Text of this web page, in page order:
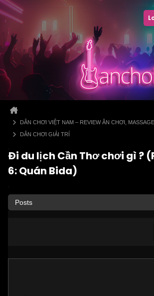
DÂN CHƠI VIỆT NAM – REVIEW ĂN CHƠI,
DÂN CHƠI GIẢI TRÍ
Đi du lịch Cần Thơ chơi gì ?
6: Quán Bida)